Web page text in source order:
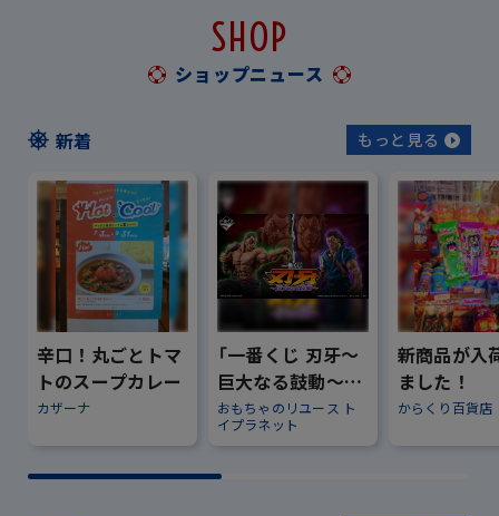
SHOP
ショップニュース
新着 もっと見る
辛口！丸ごとトマ
トのスープカレー
カザーナ
「一番くじ 刃牙～
巨大なる鼓動～」
のご案内
おもちゃのリユース ト
イプラネット
新商品が入
ました！
からくり百貨店